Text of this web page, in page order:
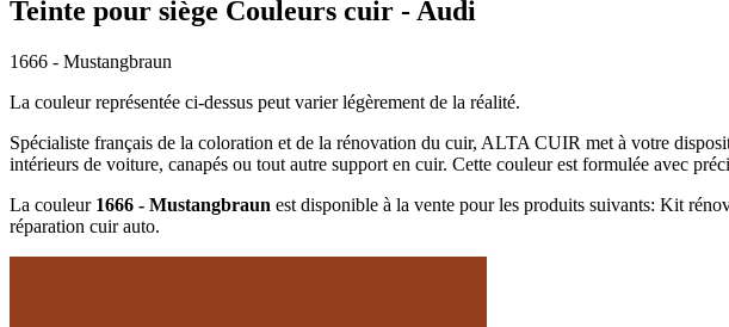
Teinte pour siège Couleurs cuir - Audi
1666 - Mustangbraun
La couleur représentée ci-dessus peut varier légèrement de la réalité.
Spécialiste français de la coloration et de la rénovation du cuir, ALTA CUIR met à votre
intérieurs de voiture, canapés ou tout autre support en cuir. Cette couleur est formulée avec
La couleur 1666 - Mustangbraun est disponible à la vente pour les produits suivants: Kit
réparation cuir auto.